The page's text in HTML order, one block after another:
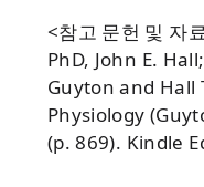
<참고 문헌 및 자
PhD, John E.
Guyton and Hall
Physiology
(p. 869). Kindle